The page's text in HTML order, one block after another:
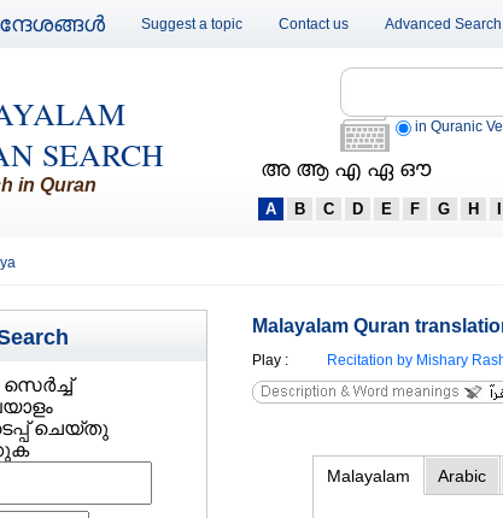
Suggest a topic Contact us Advanced Search
SEARCH
in Quran
in Quranic
അ ആ എ ഏ ഔ
A B C D E F G H
ചെയ്തു
Malayalam Quran
Play : Recitation by Mishary
Malayalam Arabic